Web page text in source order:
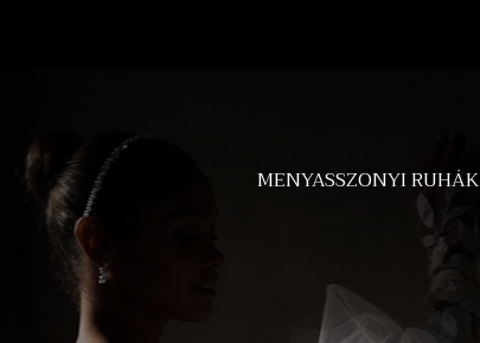
MENYASSZONYI RUHÁK